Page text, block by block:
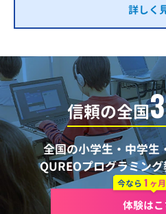
詳しく
信頼の全国
全国の小学生・中学生
QUREOプログラミン
今なら 1 ヶ
体験はこ